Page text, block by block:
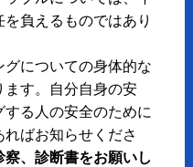
ー
負えるものではあり
についての身体的な
す。自分自身の安
る人の安全のために
ばお知らせくださ
、診断書をお願いし